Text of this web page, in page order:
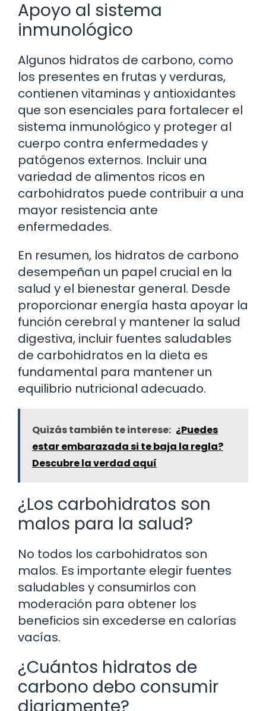
Apoyo al sistema
inmunológico
Algunos hidratos de carbono, como
los presentes en frutas y verduras,
contienen vitaminas y antioxidantes
que son esenciales para fortalecer el
sistema inmunológico y proteger al
cuerpo contra enfermedades y
patógenos externos. Incluir una
variedad de alimentos ricos en
carbohidratos puede contribuir a una
mayor resistencia ante
enfermedades.
En resumen, los hidratos de carbono
desempeñan un papel crucial en la
salud y el bienestar general. Desde
proporcionar energía hasta apoyar la
función cerebral y mantener la salud
digestiva, incluir fuentes saludables
de carbohidratos en la dieta es
fundamental para mantener un
equilibrio nutricional adecuado.
Quizás también te interese: ¿Puedes
estar embarazada si te baja la regla?
Descubre la verdad aquí
¿Los carbohidratos son
malos para la salud?
No todos los carbohidratos son
malos. Es importante elegir fuentes
saludables y consumirlos con
moderación para obtener los
beneficios sin excederse en calorías
vacías.
¿Cuántos hidratos de
carbono debo consumir